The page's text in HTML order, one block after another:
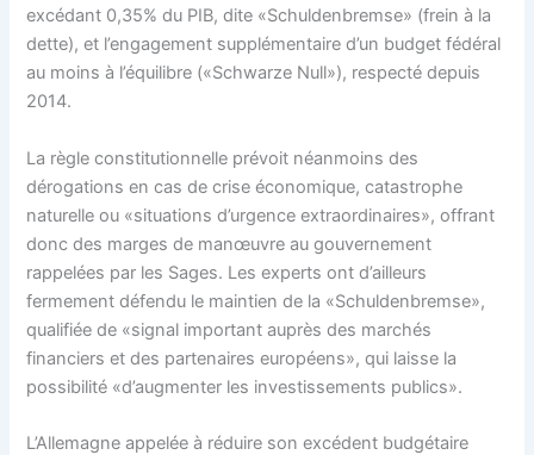
excédant 0,35% du PIB, dite «Schuldenbremse» (frein à la
dette), et l’engagement supplémentaire d’un budget fédéral
au moins à l’équilibre («Schwarze Null»), respecté depuis
2014.
La règle constitutionnelle prévoit néanmoins des
dérogations en cas de crise économique, catastrophe
naturelle ou «situations d’urgence extraordinaires», offrant
donc des marges de manœuvre au gouvernement
rappelées par les Sages. Les experts ont d’ailleurs
fermement défendu le maintien de la «Schuldenbremse»,
qualifiée de «signal important auprès des marchés
financiers et des partenaires européens», qui laisse la
possibilité «d’augmenter les investissements publics».
L’Allemagne appelée à réduire son excédent budgétaire